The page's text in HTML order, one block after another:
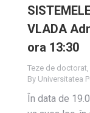
VLADA
ora 13:30
Teze de doctorat,
By Universitatea
În data de